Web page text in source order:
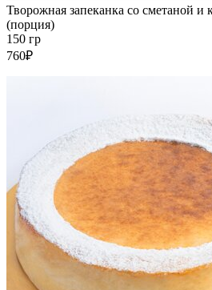
Творожная запеканка со сметаной
(порция)
150 гр
760₽